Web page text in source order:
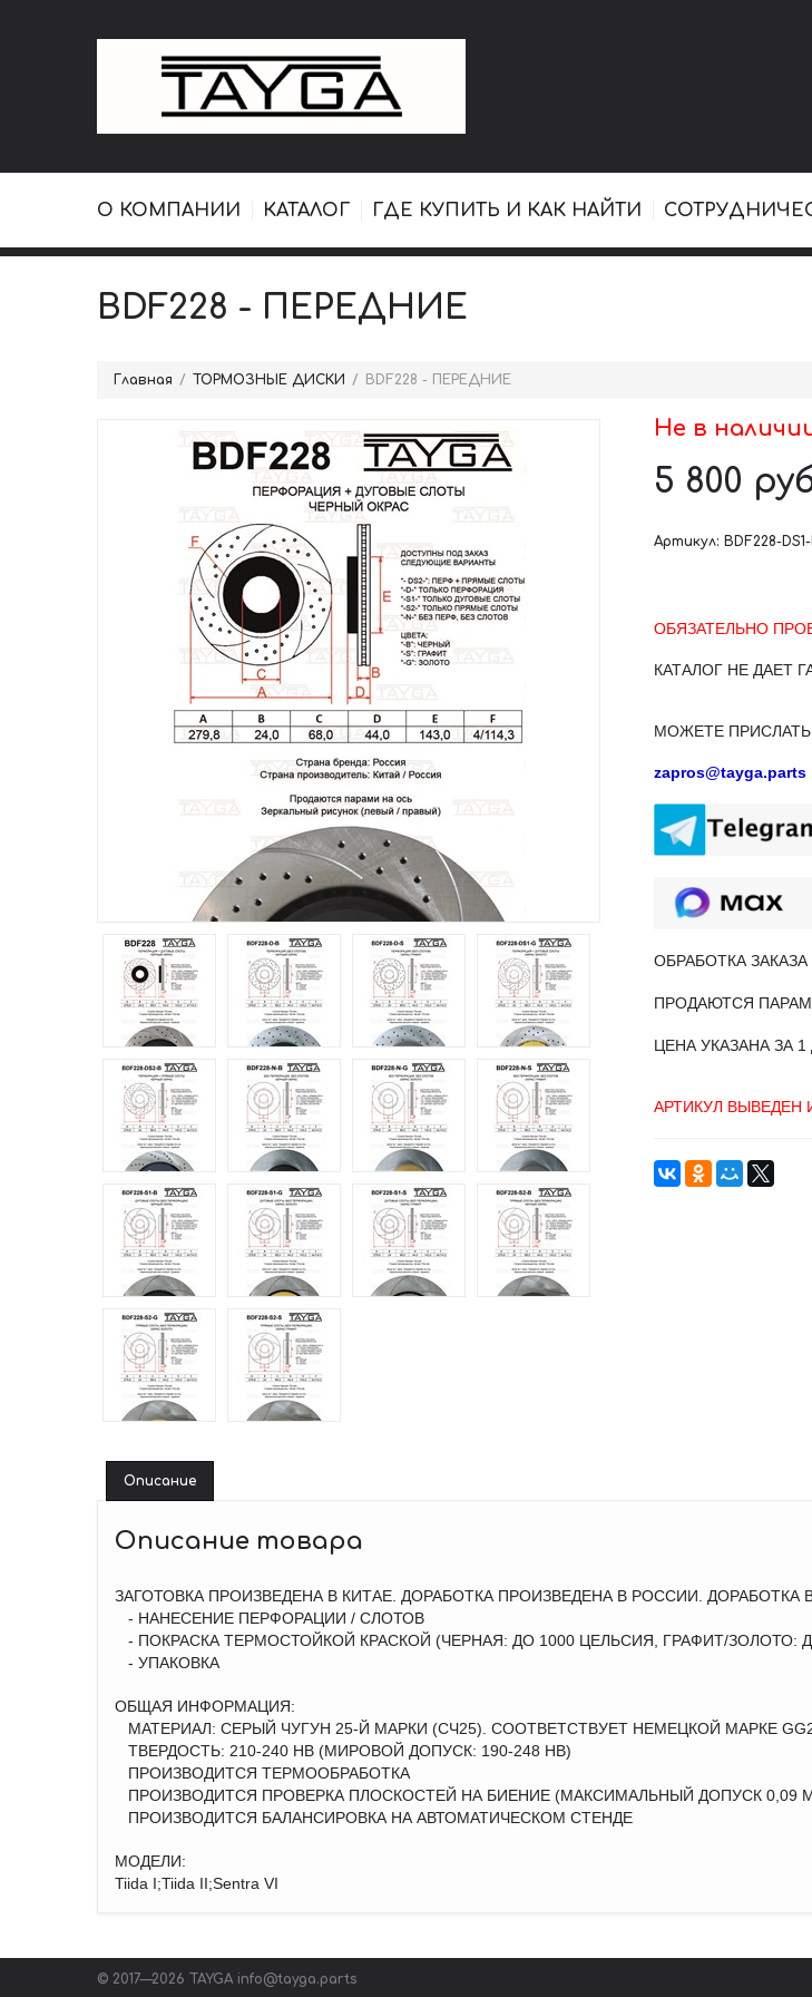
О КОМПАНИИ КАТАЛОГ ГДЕ КУПИТЬ И КАК НАЙТИ
BDF228 - ПЕРЕДНИЕ
Главная ТОРМОЗНЫЕ ДИСКИ BDF228 - ПЕРЕДНИЕ
Не в
5 800
Артикул: BDF228-
ОБЯЗАТЕЛЬНО
КАТАЛОГ НЕ ДАЕТ
МОЖЕТЕ ПРИСЛАТЬ
zapros@tayga.parts
ОБРАБОТКА
ПРОДАЮТСЯ
ЦЕНА УКАЗАНА ЗА
АРТИКУЛ ВЫВЕДЕН
Описание
Описание товара
ЗАГОТОВКА ПРОИЗВЕДЕНА В КИТАЕ. ДОРАБОТКА ПРОИЗВЕДЕНА В РОССИИ. ДОРАБОТКА
- НАНЕСЕНИЕ ПЕРФОРАЦИИ / СЛОТОВ
- ПОКРАСКА ТЕРМОСТОЙКОЙ КРАСКОЙ (ЧЕРНАЯ: ДО 1000 ЦЕЛЬСИЯ, ГРАФИТ/ЗОЛОТО:
- УПАКОВКА
ОБЩАЯ ИНФОРМАЦИЯ:
МАТЕРИАЛ: СЕРЫЙ ЧУГУН 25-Й МАРКИ (СЧ25). СООТВЕТСТВУЕТ НЕМЕЦКОЙ МАРКЕ
ТВЕРДОСТЬ: 210-240 НВ (МИРОВОЙ ДОПУСК: 190-248 НВ)
ПРОИЗВОДИТСЯ ТЕРМООБРАБОТКА
ПРОИЗВОДИТСЯ ПРОВЕРКА ПЛОСКОСТЕЙ НА БИЕНИЕ (МАКСИМАЛЬНЫЙ ДОПУСК 0,09
ПРОИЗВОДИТСЯ БАЛАНСИРОВКА НА АВТОМАТИЧЕСКОМ СТЕНДЕ
МОДЕЛИ:
Tiida I;Tiida II;Sentra VI
© 2017—2026 TAYGA info@tayga.parts